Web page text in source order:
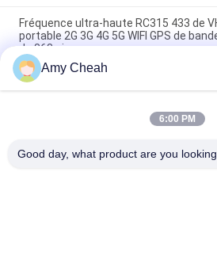
Fréquence ultra-haute RC315 433 de
portable 2G 3G 4G 5G WIFI GPS de
de 868 signaux
40W puissance moyenne 1-50m
téléphone portable de 8 canaux pour
Dresseur omnidirectionnel d'intérieur
Amy Cheah
6:00 PM
Good day, what product are you